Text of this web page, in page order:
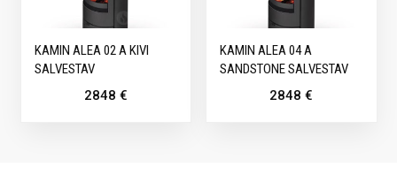
KAMIN ALEA 02 A KIVI
SALVESTAV
2848 €
KAMIN ALEA 04 A
SANDSTONE SALVESTAV
2848€